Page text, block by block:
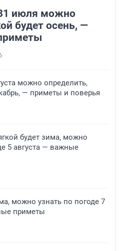
июля можно
будет осень, —
можно определить,
— приметы и поверья
будет зима, можно
5 августа — важные
можно узнать по погоде 7
приметы